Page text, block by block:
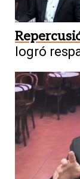
logró